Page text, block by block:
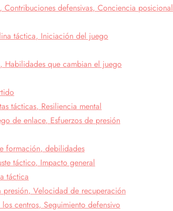
defensivas, Conciencia posicional
táctica, Iniciación del juego
Habilidades que cambian el juego
tácticas, Resiliencia mental
de enlace, Esfuerzos de presión
formación, debilidades
táctico, Impacto general
táctica
Velocidad de recuperación
centros, Seguimiento defensivo